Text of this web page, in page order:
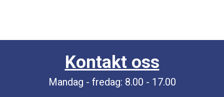
Kontakt oss
Mandag - fredag: 8.00 - 17.00